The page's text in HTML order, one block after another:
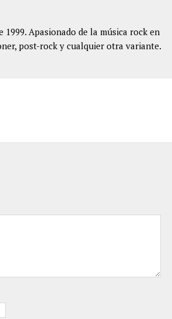
Apasionado de la música rock en
post-rock y cualquier otra variante.